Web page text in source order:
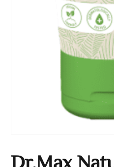
Dr.Max